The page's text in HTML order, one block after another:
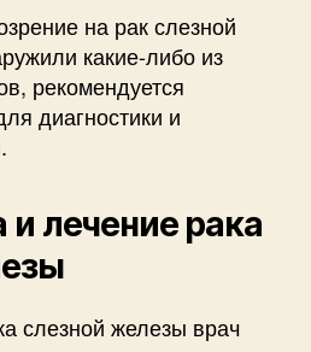
на рак слезной
какие-либо из
рекомендуется
диагностики и
и лечение рака
слезной железы врач